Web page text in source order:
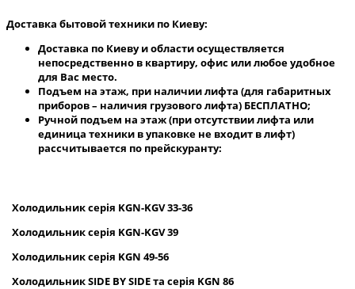
Доставка бытовой техники по Киеву:
Доставка по Киеву и области осуществляется
непосредственно в квартиру, офис или любое удобное
для Вас место.
Подъем на этаж, при наличии лифта (для габаритных
приборов – наличия грузового лифта) БЕСПЛАТНО;
Ручной подъем на этаж (при отсутствии лифта или
единица техники в упаковке не входит в лифт)
рассчитывается по прейскуранту:
Холодильниксерія KGN-KGV33-36
Холодильник серія KGN-KGV39
Холодильник серія KGN 49-56
ХолодильникSIDE BYSIDEта серія KGN 86